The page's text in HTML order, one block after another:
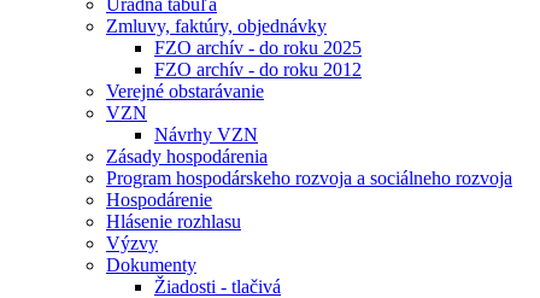
Úradná tabuľa
Zmluvy, faktúry, objednávky
FZO archív - do roku 2025
FZO archív - do roku 2012
Verejné obstarávanie
VZN
Návrhy VZN
Zásady hospodárenia
Program hospodárskeho rozvoja a sociálneho rozvoja
Hospodárenie
Hlásenie rozhlasu
Výzvy
Dokumenty
Žiadosti - tlačivá